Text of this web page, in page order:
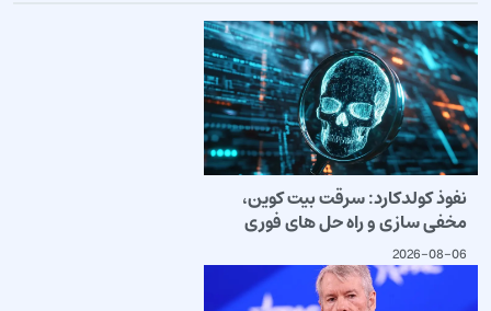
نفوذ کولدکارد: سرقت بیت کوین،
مخفی سازی و راه حل های فوری
2026-08-06